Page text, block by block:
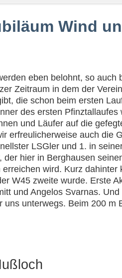
Wind
eben belohnt, so auch
Zeitraum in dem der
die schon beim ersten
des ersten
und Läufer auf die
erfreulicherweise auch die
LSGler und 1. in
hier in Berghausen
wird. Kurz
W45 zweite wurde. Erste
und Angelos Svarnas.
unterwegs. Beim 200